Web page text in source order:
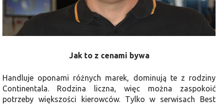
Jak to z cenami bywa
Handluje oponami różnych marek, dominują te z rodziny
Continentala. Rodzina liczna, więc można zaspokoić
potrzeby większości kierowców. Tylko w serwisach Best